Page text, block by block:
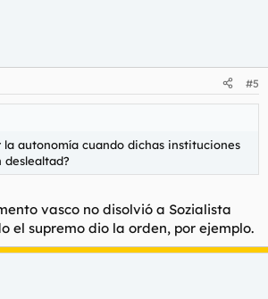
#5
la autonomía cuando dichas instituciones
deslealtad?
vasco no disolvió a Sozialista
el supremo dio la orden, por ejemplo.